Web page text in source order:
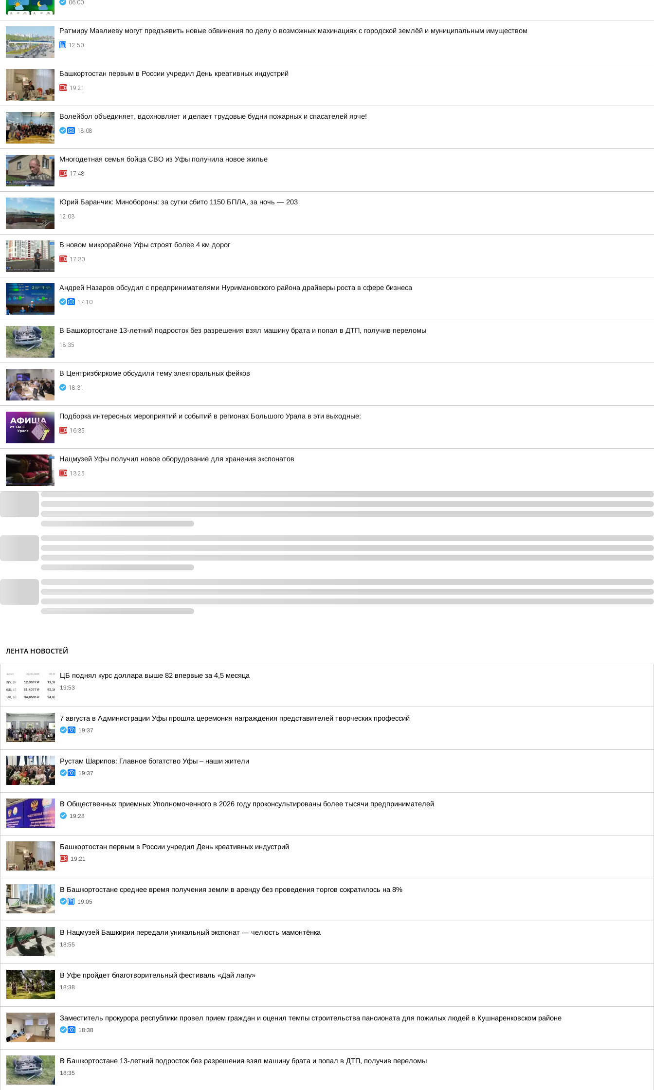
06:00
Ратмиру Мавлиеву могут предъявить новые обвинения по делу о возможных махинациях с городской землёй и муниципальным имуществом
12:50
Башкортостан первым в России учредил День креативных индустрий
19:21
Волейбол объединяет, вдохновляет и делает трудовые будни пожарных и спасателей ярче!
18:08
Многодетная семья бойца СВО из Уфы получила новое жилье
17:48
Юрий Баранчик: Минобороны: за сутки сбито 1150 БПЛА, за ночь — 203
12:03
В новом микрорайоне Уфы строят более 4 км дорог
17:30
Андрей Назаров обсудил с предпринимателями Нуримановского района драйверы роста в сфере бизнеса
17:10
В Башкортостане 13-летний подросток без разрешения взял машину брата и попал в ДТП, получив переломы
18:35
В Центризбиркоме обсудили тему электоральных фейков
18:31
Подборка интересных мероприятий и событий в регионах Большого Урала в эти выходные:
16:35
Нацмузей Уфы получил новое оборудование для хранения экспонатов
13:25
ЛЕНТА НОВОСТЕЙ
ЦБ поднял курс доллара выше 82 впервые за 4,5 месяца
19:53
7 августа в Администрации Уфы прошла церемония награждения представителей творческих профессий
19:37
Рустам Шарипов: Главное богатство Уфы – наши жители
19:37
В Общественных приемных Уполномоченного в 2026 году проконсультированы более тысячи предпринимателей
19:28
Башкортостан первым в России учредил День креативных индустрий
19:21
В Башкортостане среднее время получения земли в аренду без проведения торгов сократилось на 8%
19:05
В Нацмузей Башкирии передали уникальный экспонат — челюсть мамонтёнка
18:55
В Уфе пройдет благотворительный фестиваль «Дай лапу»
18:38
Заместитель прокурора республики провел прием граждан и оценил темпы строительства пансионата для пожилых людей в Кушнаренковском районе
18:38
В Башкортостане 13-летний подросток без разрешения взял машину брата и попал в ДТП, получив переломы
18:35